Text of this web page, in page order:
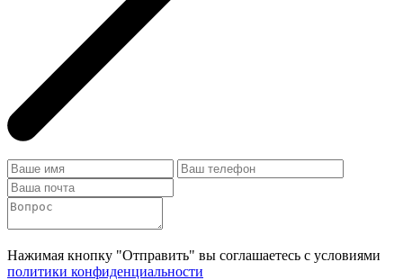
Нажимая кнопку "Отправить" вы соглашаетесь с условиями
политики конфиденциальности